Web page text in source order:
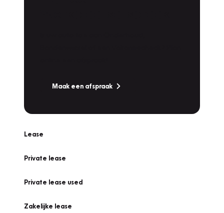
Maak een afspraak
Lease
Private lease
Private lease used
Zakelijke lease